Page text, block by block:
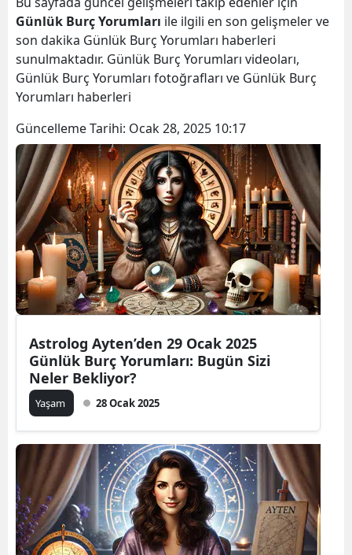
Günlük Burç Yorumları ile ilgili en son gelişmeler ve
son dakika Günlük Burç Yorumları haberleri
sunulmaktadır. Günlük Burç Yorumları videoları,
Günlük Burç Yorumları fotoğrafları ve Günlük Burç
Yorumları haberleri
Güncelleme Tarihi: Ocak 28, 2025 10:17
Astrolog Ayten’den 29 Ocak 2025
Günlük Burç Yorumları: Bugün Sizi
Neler Bekliyor?
Yaşam 28 Ocak 2025